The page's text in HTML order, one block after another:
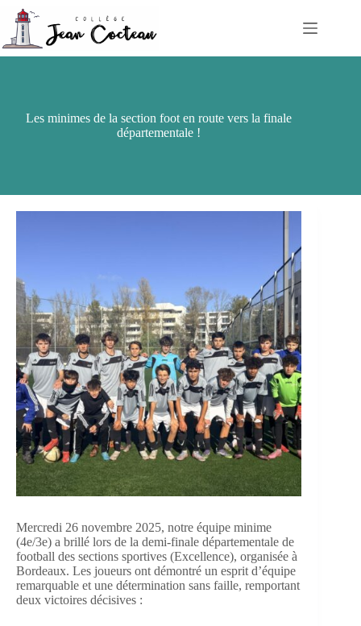
Passer
contenu
Les minimes de la section foot en route vers la finale
départementale !
Mercredi 26 novembre 2025, notre équipe minime
(4e/3e) a brillé lors de la demi-finale départementale de
football des sections sportives (Excellence), organisée à
Bordeaux. Les joueurs ont démontré un esprit d’équipe
remarquable et une détermination sans faille, remportant
deux victoires décisives :